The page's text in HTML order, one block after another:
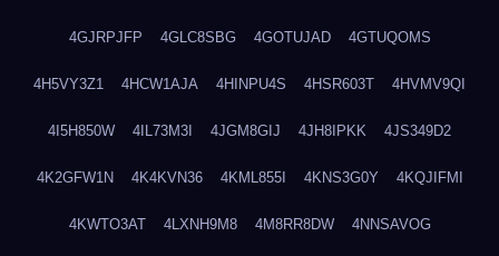
4GJRPJFP 4GLC8SBG 4GOTUJAD 4GTUQOMS
4H5VY3Z1 4HCW1AJA 4HINPU4S 4HSR603T 4HVMV9QI
4I5H850W 4IL73M3I 4JGM8GIJ 4JH8IPKK 4JS349D2
4K2GFW1N 4K4KVN36 4KML855I 4KNS3G0Y 4KQJIFMI
4KWTO3AT 4LXNH9M8 4M8RR8DW 4NNSAVOG